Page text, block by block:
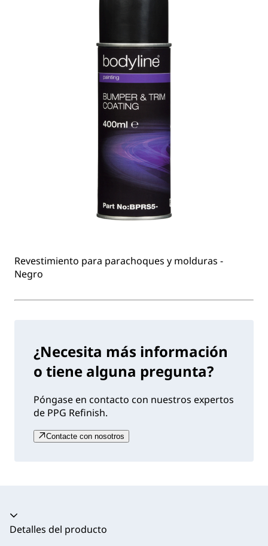
Revestimiento para parachoques y molduras -
Negro
¿Necesita más información
o tiene alguna pregunta?
Póngase en contacto con nuestros expertos
de PPG Refinish.
Contacte con nosotros
Acordeón colapsado
Detalles del producto